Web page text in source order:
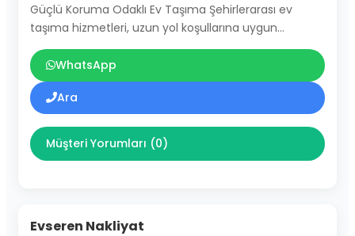
Güçlü Koruma Odaklı Ev Taşıma Şehirlerarası ev
taşıma hizmetleri, uzun yol koşullarına uygun…
WhatsApp
Ara
Müşteri Yorumları (0)
Evseren Nakliyat